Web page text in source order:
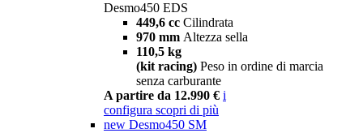
Desmo450 EDS
449,6 cc Cilindrata
970 mm Altezza sella
110,5 kg
(kit racing) Peso in ordine di marcia
senza carburante
A partire da 12.990 € i
configura scopri di più
new Desmo450 SM